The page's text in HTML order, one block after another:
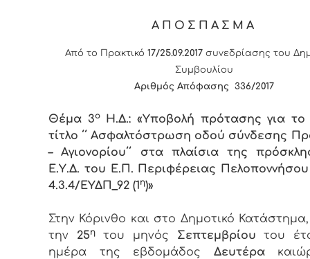
ΑΠΟΣΠΑΣΜΑ
Από το Πρακτικό 17/25.09.2017συνεδρίασης του
Συμβουλίου
Αριθμός Απόφασης 336/2017
Θέμα 3οΗ.Δ.: «Υποβολή πρότασης για το
τίτλο ΄΄ Ασφαλτόστρωση οδού σύνδεσης
– Αγιονορίου΄΄ στα πλαίσια της
Ε.Υ.Δ. του Ε.Π. Περιφέρειας
4.3.4/ΕΥΔΠ_92 (1η)»
Στην Κόρινθο και στο Δημοτικό
την 25η του μηνός Σεπτεμβρίου του
ημέρα της εβδομάδος Δευτέρα